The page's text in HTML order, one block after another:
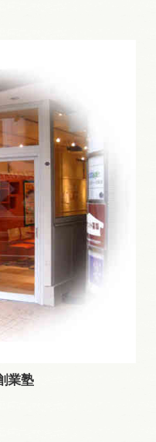
業塾